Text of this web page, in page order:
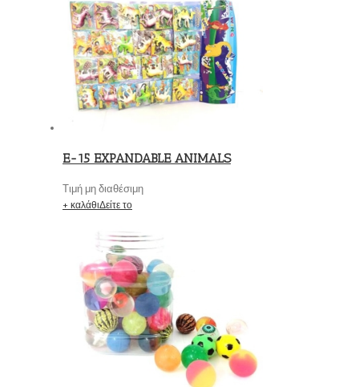
E-15 EXPANDABLE ANIMALS
Τιμή μη διαθέσιμη
+ καλάθιΔείτε το